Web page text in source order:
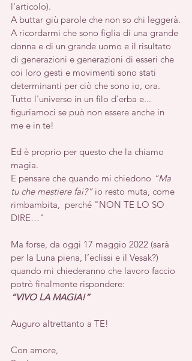
l'articolo).
A buttar giù parole che non so chi leggerà.
A ricordarmi che sono figlia di una grande
donna e di un grande uomo e il risultato
di generazioni e generazioni di esseri che
coi loro gesti e movimenti sono stati
determinanti per ciò che sono io, ora.
Tutto l'universo in un filo d'erba e...
figuriamoci se può non essere anche in
me e in te!
Ed è proprio per questo che la chiamo
magia.
E pensare che quando mi chiedono “Ma
tu che mestiere fai?” io resto muta, come
rimbambita,  perché "NON TE LO SO
DIRE…"
Ma forse, da oggi 17 maggio 2022 (sarà
per la Luna piena, l’eclissi e il Vesak?)
quando mi chiederanno che lavoro faccio
potrò finalmente rispondere:
“VIVO LA MAGIA!”
Auguro altrettanto a TE!
Con amore,